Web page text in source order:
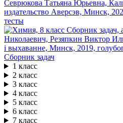
тесты
Сборник задач
1 класс
2 класс
3 класс
4 класс
5 класс
6 класс
7 класс